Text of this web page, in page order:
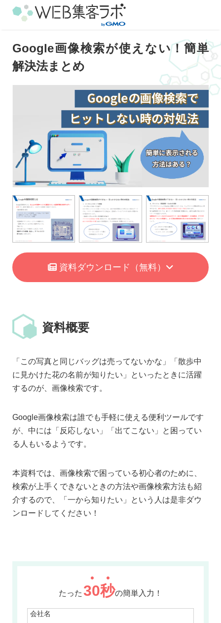
Google画像検索が使えない！簡単
解決法まとめ
資料ダウンロード （無料）
資料概要
「この写真と同じバッグは売ってないかな」「散歩中
に見かけた花の名前が知りたい」といったときに活躍
するのが、画像検索です。
Google画像検索は誰でも手軽に使える便利ツールです
が、中には「反応しない」「出てこない」と困ってい
る人もいるようです。
本資料では、画像検索で困っている初心者のために、
検索が上手くできないときの方法や画像検索方法も紹
介するので、「一から知りたい」という人は是非ダウ
ンロードしてください！
たった 30秒の簡単入力！
会社名